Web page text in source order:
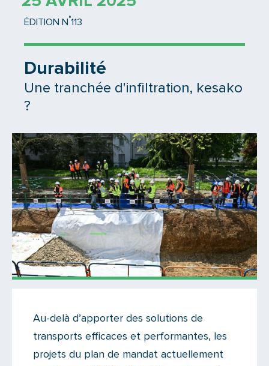
ÉDITION N °113
Durabilité
Une tranchée d'infiltration, kesako
?
Il n'y a aucun commentaire...
Ajoutez le vôtre
Au-delà d’apporter des solutions de
transports efficaces et performantes, les
projets du plan de mandat actuellement